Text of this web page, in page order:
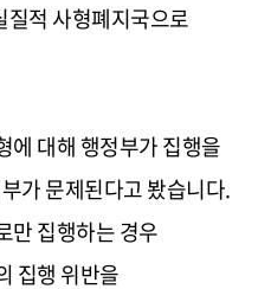
적 사형폐지국으로
에 대해 행정부가 집행을
가 문제된다고 봤습니다.
만 집행하는 경우
집행 위반을